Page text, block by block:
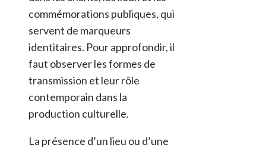
commémorations publiques, qui
servent de marqueurs
identitaires. Pour approfondir, il
faut observer les formes de
transmission et leur rôle
contemporain dans la
production culturelle.
La présence d’un lieu ou d’une